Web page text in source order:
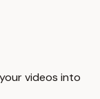
videos into